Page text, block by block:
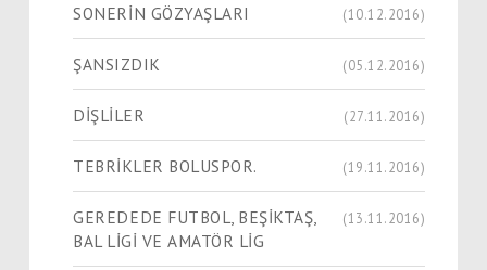
SONERİN GÖZYAŞLARI (10.12.2016)
ŞANSIZDIK (05.12.2016)
DİŞLİLER (27.11.2016)
TEBRİKLER BOLUSPOR. (19.11.2016)
GEREDEDE FUTBOL, BEŞİKTAŞ,
BAL LİGİ VE AMATÖR LİG
(13.11.2016)